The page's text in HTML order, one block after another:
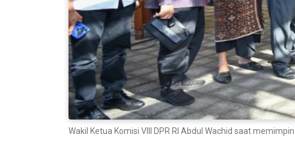
Wakil Ketua Komisi VIII DPR RI Abdul Wachid saat